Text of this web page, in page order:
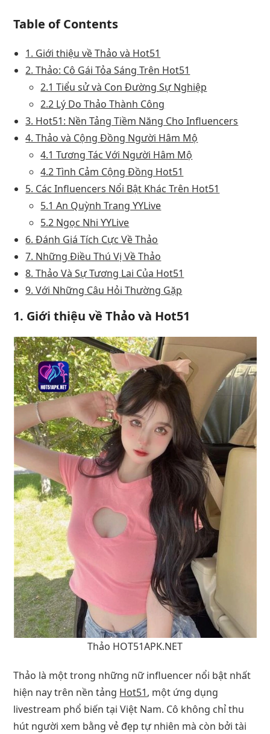
Table of Contents
1. Giới thiệu về Thảo và Hot51
2. Thảo: Cô Gái Tỏa Sáng Trên Hot51
2.1 Tiểu sử và Con Đường Sự Nghiệp
2.2 Lý Do Thảo Thành Công
3. Hot51: Nền Tảng Tiềm Năng Cho Influencers
4. Thảo và Cộng Đồng Người Hâm Mộ
4.1 Tương Tác Với Người Hâm Mộ
4.2 Tình Cảm Cộng Đồng Hot51
5. Các Influencers Nổi Bật Khác Trên Hot51
5.1 An Quỳnh Trang YYLive
5.2 Ngọc Nhi YYLive
6. Đánh Giá Tích Cực Về Thảo
7. Những Điều Thú Vị Về Thảo
8. Thảo Và Sự Tương Lai Của Hot51
9. Với Những Câu Hỏi Thường Gặp
1. Giới thiệu về Thảo và Hot51
Thảo HOT51APK.NET
Thảo là một trong những nữ influencer nổi bật nhất
hiện nay trên nền tảng Hot51, một ứng dụng
livestream phổ biến tại Việt Nam. Cô không chỉ thu
hút người xem bằng vẻ đẹp tự nhiên mà còn bởi tài